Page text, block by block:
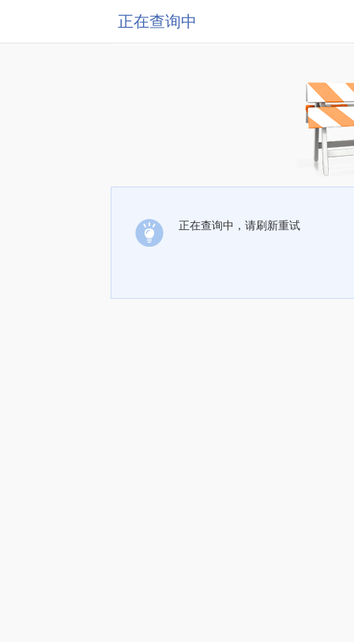
正在查询中
正在查询中，请刷新重试